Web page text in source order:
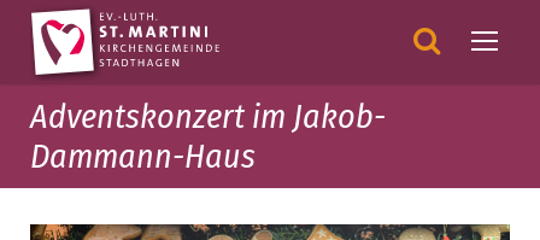
Adventskonzert im Jakob-
Dammann-Haus